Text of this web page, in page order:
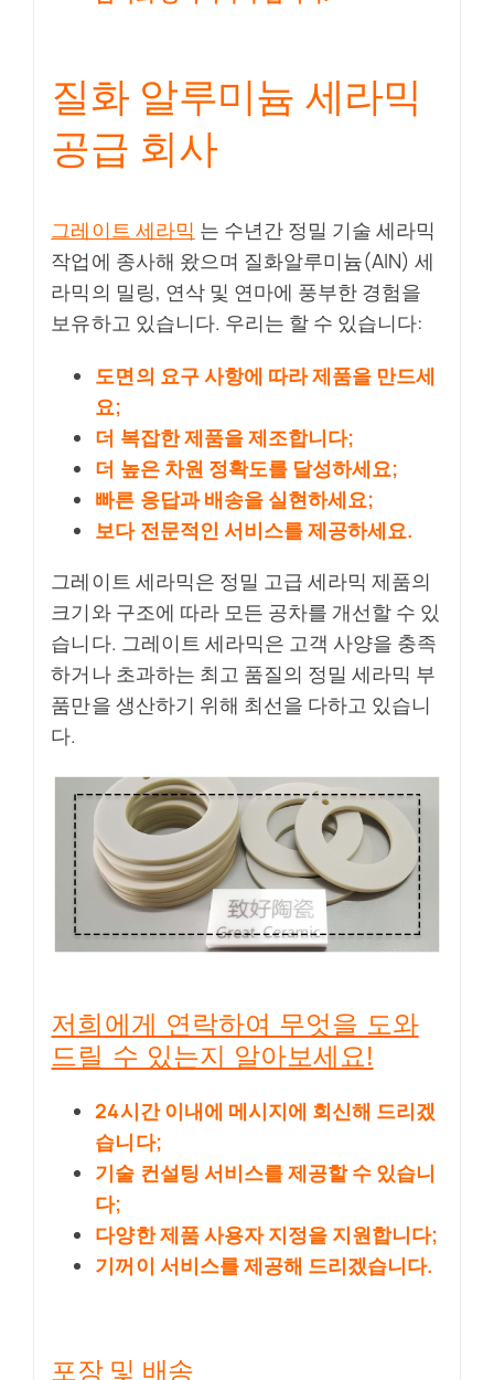
질화 알루미늄 세라믹
공급 회사
그레이트 세라믹 는 수년간 정밀 기술 세라믹
작업에 종사해 왔으며 질화알루미늄(AlN) 세
라믹의 밀링, 연삭 및 연마에 풍부한 경험을
보유하고 있습니다. 우리는 할 수 있습니다:
도면의 요구 사항에 따라 제품을 만드세
요;
더 복잡한 제품을 제조합니다;
더 높은 차원 정확도를 달성하세요;
빠른 응답과 배송을 실현하세요;
보다 전문적인 서비스를 제공하세요.
그레이트 세라믹은 정밀 고급 세라믹 제품의
크기와 구조에 따라 모든 공차를 개선할 수 있
습니다. 그레이트 세라믹은 고객 사양을 충족
하거나 초과하는 최고 품질의 정밀 세라믹 부
품만을 생산하기 위해 최선을 다하고 있습니
다.
저희에게 연락하여 무엇을 도와
드릴 수 있는지 알아보세요!
24시간 이내에 메시지에 회신해 드리겠
습니다;
기술 컨설팅 서비스를 제공할 수 있습니
다;
다양한 제품 사용자 지정을 지원합니다;
기꺼이 서비스를 제공해 드리겠습니다.
포장 및 배송